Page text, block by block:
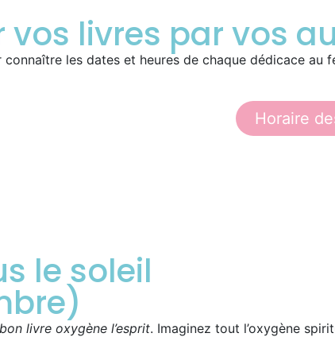
livres par vos
connaître les dates et heures de chaque dédicace au
Horaire
le soleil
livre oxygène l’esprit. Imaginez tout l’oxygène